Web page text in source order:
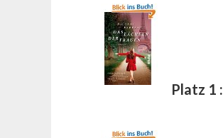
Platz 1 :